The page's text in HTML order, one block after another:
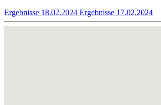
Ergebnisse 18.02.2024 Ergebnisse 17.02.2024